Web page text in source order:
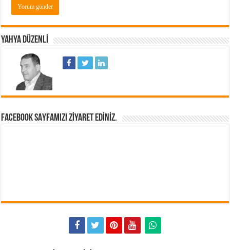
YAHYA DÜZENLI
FACEBOOK SAYFAMIZI ZIYARET EDINIZ.